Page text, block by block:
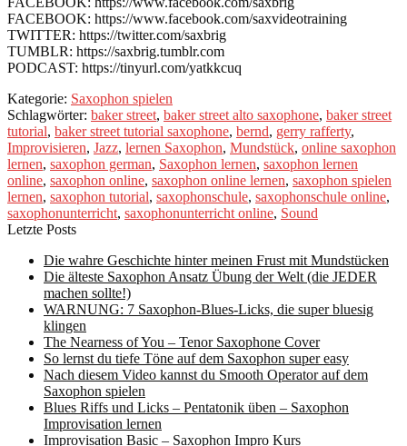
FACEBOOK: https://www.facebook.com/saxvideotraining
TWITTER: https://twitter.com/saxbrig
TUMBLR: https://saxbrig.tumblr.com
PODCAST: https://tinyurl.com/yatkkcuq
Kategorie: Saxophon spielen
Schlagwörter: baker street, baker street alto saxophone, baker street
tutorial, baker street tutorial saxophone, bernd, gerry rafferty,
Improvisieren, Jazz, lernen Saxophon, Mundstück, online saxophon
lernen, saxophon german, Saxophon lernen, saxophon lernen
online, saxophon online, saxophon online lernen, saxophon spielen
lernen, saxophon tutorial, saxophonschule, saxophonschule online,
saxophonunterricht, saxophonunterricht online, Sound
Letzte Posts
Die wahre Geschichte hinter meinen Frust mit Mundstücken
Die älteste Saxophon Ansatz Übung der Welt (die JEDER
machen sollte!)
WARNUNG: 7 Saxophon-Blues-Licks, die super bluesig
klingen
The Nearness of You – Tenor Saxophone Cover
So lernst du tiefe Töne auf dem Saxophon super easy
Nach diesem Video kannst du Smooth Operator auf dem
Saxophon spielen
Blues Riffs und Licks – Pentatonik üben – Saxophon
Improvisation lernen
Improvisation Basic – Saxophon Impro Kurs